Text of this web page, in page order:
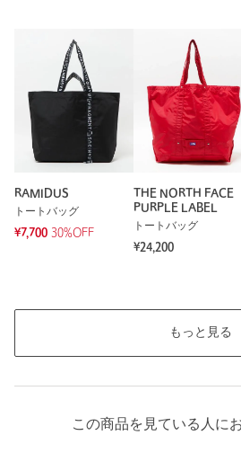
RAMIDUS
トートバッグ
¥7,700 30%OFF
THE NORTH FACE
PURPLE LABEL
トートバッグ
¥24,200
もっと見る
この商品を見ている人に